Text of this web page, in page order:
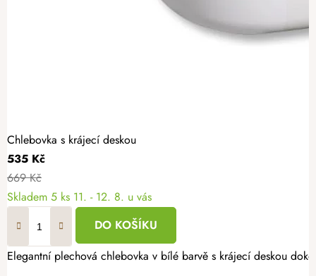
Chlebovka s krájecí deskou
535 Kč
669 Kč
Skladem 5 ks 11. - 12. 8. u vás
DO KOŠÍKU
Elegantní plechová chlebovka v bílé barvě s krájecí deskou